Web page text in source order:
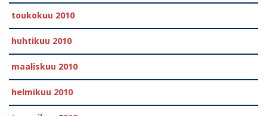
toukokuu 2010
huhtikuu 2010
maaliskuu 2010
helmikuu 2010